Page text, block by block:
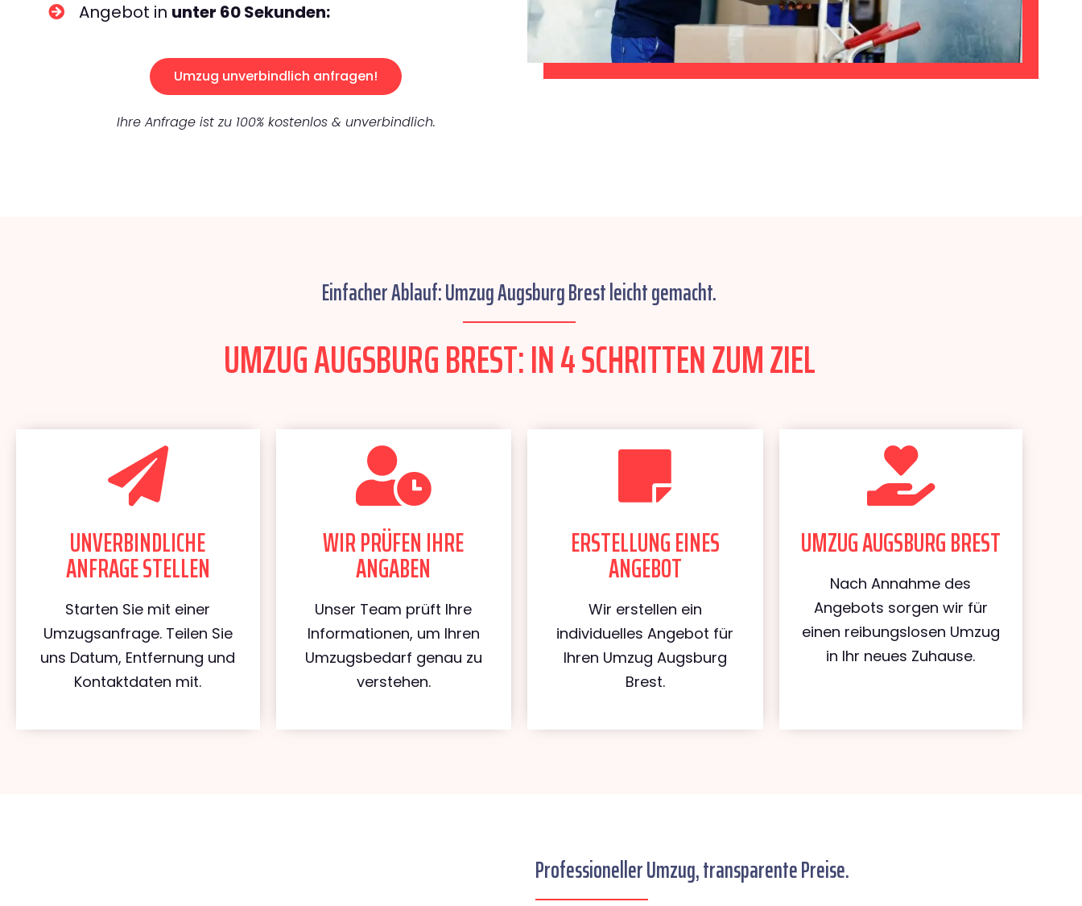
Angebot in unter 60 Sekunden:
Umzug unverbindlich anfragen!
Ihre Anfrage ist zu 100% kostenlos & unverbindlich.
Einfacher Ablauf: Umzug Augsburg Brest leicht gemacht.
UMZUG AUGSBURG BREST: IN 4 SCHRITTEN ZUM ZIEL
UNVERBINDLICHE
ANFRAGE STELLEN
Starten Sie mit einer
Umzugsanfrage. Teilen Sie
uns Datum, Entfernung und
Kontaktdaten mit.
WIR PRÜFEN IHRE
ANGABEN
Unser Team prüft Ihre
Informationen, um Ihren
Umzugsbedarf genau zu
verstehen.
ERSTELLUNG EINES
ANGEBOT
Wir erstellen ein
individuelles Angebot für
Ihren Umzug Augsburg
Brest.
UMZUG AUGSBURG BREST
Nach Annahme des
Angebots sorgen wir für
einen reibungslosen Umzug
in Ihr neues Zuhause.
Professioneller Umzug, transparente Preise.